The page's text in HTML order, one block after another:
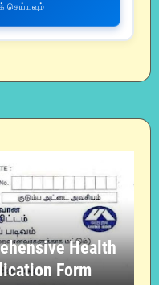
செய்யவும்
Health
Form